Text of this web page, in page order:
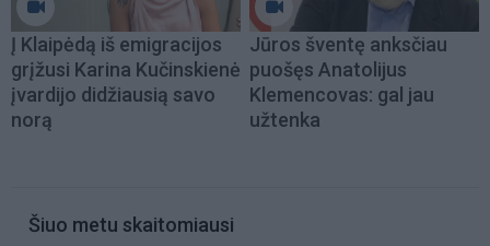
Į Klaipėdą iš emigracijos
grįžusi Karina Kučinskienė
įvardijo didžiausią savo
norą
Jūros šventę anksčiau
puošęs Anatolijus
Klemencovas: gal jau
užtenka
Šiuo metu skaitomiausi